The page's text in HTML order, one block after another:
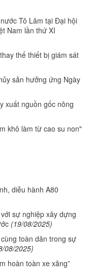
Tô Lâm tại Đại hội
Nam lần thứ XI
thế thiết bị giám sát
sản hưởng ứng Ngày
xuất nguồn gốc nông
khô làm từ cao su non"
diễu hành A80
sự nghiệp xây dựng
(19/08/2025)
toàn dân trong sự
08/2025)
hoàn toàn xe xăng”